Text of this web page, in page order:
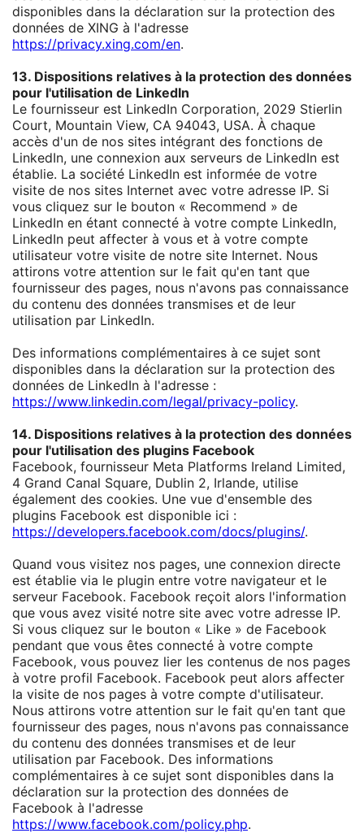
disponibles dans la déclaration sur la protection des
données de XING à l'adresse
https://privacy.xing.com/en.
13. Dispositions relatives à la protection des données
pour l'utilisation de LinkedIn
Le fournisseur est LinkedIn Corporation, 2029 Stierlin
Court, Mountain View, CA 94043, USA. À chaque
accès d'un de nos sites intégrant des fonctions de
LinkedIn, une connexion aux serveurs de LinkedIn est
établie. La société LinkedIn est informée de votre
visite de nos sites Internet avec votre adresse IP. Si
vous cliquez sur le bouton « Recommend » de
LinkedIn en étant connecté à votre compte LinkedIn,
LinkedIn peut affecter à vous et à votre compte
utilisateur votre visite de notre site Internet. Nous
attirons votre attention sur le fait qu'en tant que
fournisseur des pages, nous n'avons pas connaissance
du contenu des données transmises et de leur
utilisation par LinkedIn.
Des informations complémentaires à ce sujet sont
disponibles dans la déclaration sur la protection des
données de LinkedIn à l'adresse :
https://www.linkedin.com/legal/privacy-policy.
14. Dispositions relatives à la protection des données
pour l'utilisation des plugins Facebook
Facebook, fournisseur Meta Platforms Ireland Limited,
4 Grand Canal Square, Dublin 2, Irlande, utilise
également des cookies. Une vue d'ensemble des
plugins Facebook est disponible ici :
https://developers.facebook.com/docs/plugins/.
Quand vous visitez nos pages, une connexion directe
est établie via le plugin entre votre navigateur et le
serveur Facebook. Facebook reçoit alors l'information
que vous avez visité notre site avec votre adresse IP.
Si vous cliquez sur le bouton « Like » de Facebook
pendant que vous êtes connecté à votre compte
Facebook, vous pouvez lier les contenus de nos pages
à votre profil Facebook. Facebook peut alors affecter
la visite de nos pages à votre compte d'utilisateur.
Nous attirons votre attention sur le fait qu'en tant que
fournisseur des pages, nous n'avons pas connaissance
du contenu des données transmises et de leur
utilisation par Facebook. Des informations
complémentaires à ce sujet sont disponibles dans la
déclaration sur la protection des données de
Facebook à l'adresse
https://www.facebook.com/policy.php.